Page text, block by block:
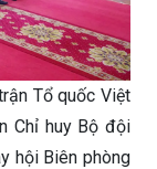
Tổ quốc Việt
Chỉ huy Bộ đội
hội Biên phòng